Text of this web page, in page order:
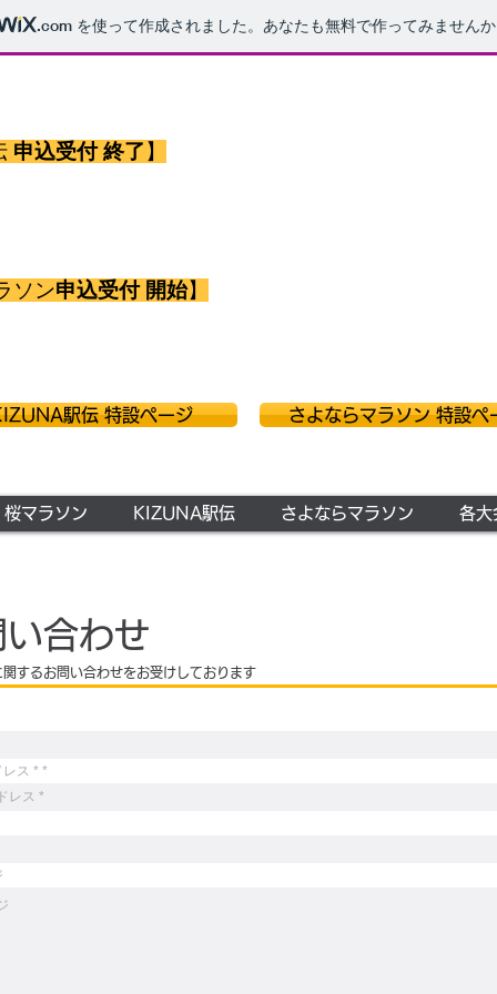
.com を使って作成されました。あなたも無料で作ってみません
申込受付 終了 】
ソン申込受付 開始】
駅伝 特設ページ さよならマラソン 特設ペ
マラソン KIZUNA駅伝 さよならマラソン 各大
合わせ
関するお問い合わせをお受けしております
レス *